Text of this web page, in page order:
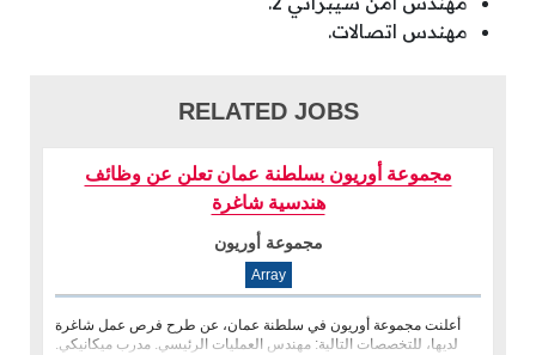
مهندس اتصالات.
RELATED JOBS
مجموعة أوريون بسلطنة عمان تعلن عن وظائف
هندسية شاغرة
مجموعة أوريون
Array
أعلنت مجموعة أوريون في سلطنة عمان، عن طرح فرص عمل شاغرة
لديها، للتخصصات التالية: مهندس العمليات الرئيسي. مدرب ميكانيكي.